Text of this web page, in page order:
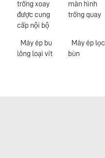
trống xoay
được cung
cấp nội bộ
màn hình
trống quay
Máy ép bu
lông loại vít
Máy ép lọc
bùn